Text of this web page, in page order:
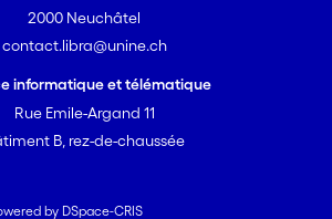
2000 Neuchâtel
contact.libra@unine.ch
informatique et télématique
Rue Emile-Argand 11
B, rez-de-chaussée
by DSpace-CRIS